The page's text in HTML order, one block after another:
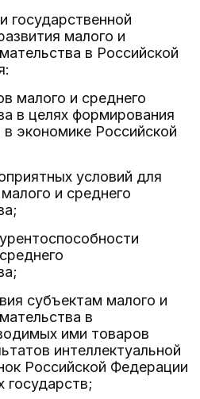
государственной
малого и
в Российской
малого и среднего
в целях формирования
экономике Российской
условий для
и среднего
субъектам малого и
в
ими товаров
интеллектуальной
Российской Федерации
государств;